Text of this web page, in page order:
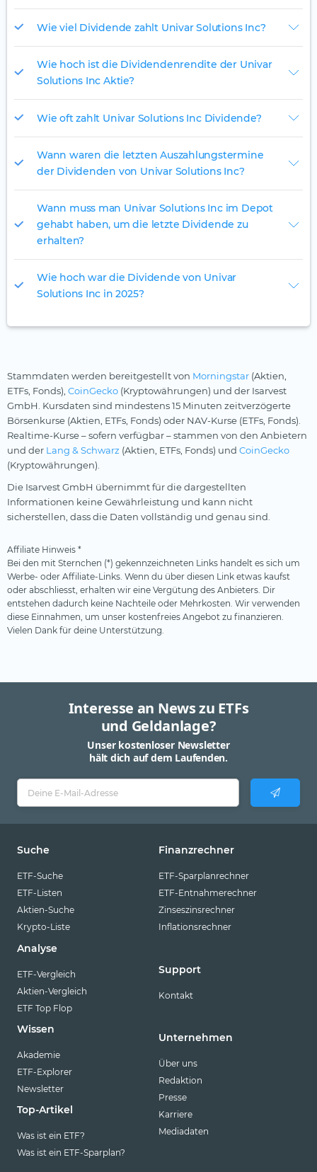
Wie viel Dividende zahlt Univar Solutions Inc?
Wie hoch ist die Dividendenrendite der Univar
Solutions Inc Aktie?
Wie oft zahlt Univar Solutions Inc Dividende?
Wann waren die letzten Auszahlungstermine
der Dividenden von Univar Solutions Inc?
Wann muss man Univar Solutions Inc im Depot
gehabt haben, um die letzte Dividende zu
erhalten?
Wie hoch war die Dividende von Univar
Solutions Inc in 2025?
Stammdaten werden bereitgestellt von Morningstar (Aktien,
ETFs, Fonds), CoinGecko (Kryptowährungen) und der Isarvest
GmbH. Kursdaten sind mindestens 15 Minuten zeitverzögerte
Börsenkurse (Aktien, ETFs, Fonds) oder NAV-Kurse (ETFs, Fonds).
Realtime-Kurse – sofern verfügbar – stammen von den Anbietern
und der Lang & Schwarz (Aktien, ETFs, Fonds) und CoinGecko
(Kryptowährungen).
Die Isarvest GmbH übernimmt für die dargestellten
Informationen keine Gewährleistung und kann nicht
sicherstellen, dass die Daten vollständig und genau sind.
Affiliate Hinweis *
Bei den mit Sternchen (*) gekennzeichneten Links handelt es sich um
Werbe- oder Affiliate-Links. Wenn du über diesen Link etwas kaufst
oder abschliesst, erhalten wir eine Vergütung des Anbieters. Dir
entstehen dadurch keine Nachteile oder Mehrkosten. Wir verwenden
diese Einnahmen, um unser kostenfreies Angebot zu finanzieren.
Vielen Dank für deine Unterstützung.
Interesse an News zu ETFs
und Geldanlage?
Unser kostenloser Newsletter
hält dich auf dem Laufenden.
Suche
ETF-Suche
ETF-Listen
Aktien-Suche
Krypto-Liste
Analyse
ETF-Vergleich
Aktien-Vergleich
ETF Top Flop
Wissen
Akademie
ETF-Explorer
Newsletter
Top-Artikel
Was ist ein ETF?
Was ist ein ETF-Sparplan?
Finanzrechner
ETF-Sparplanrechner
ETF-Entnahmerechner
Zinseszinsrechner
Inflationsrechner
Support
Kontakt
Unternehmen
Über uns
Redaktion
Presse
Karriere
Mediadaten